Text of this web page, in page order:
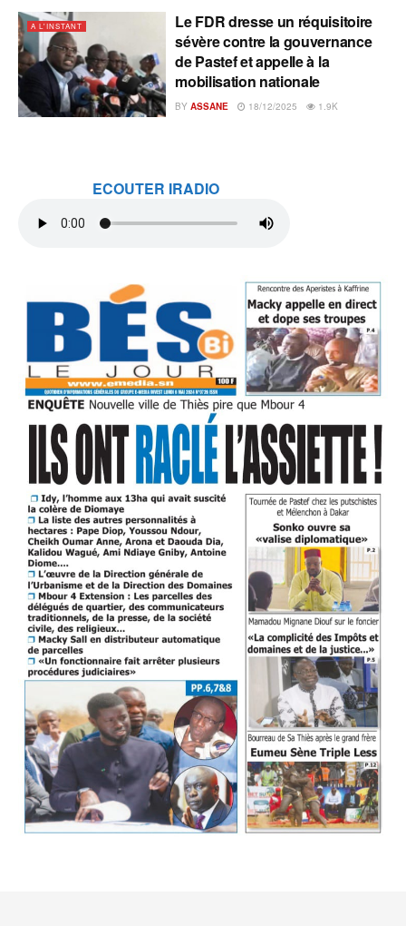
A L'INSTANT
Le FDR dresse un réquisitoire
sévère contre la gouvernance
de Pastef et appelle à la
mobilisation nationale
BY ASSANE 18/12/2025 1.9K
ECOUTER IRADIO